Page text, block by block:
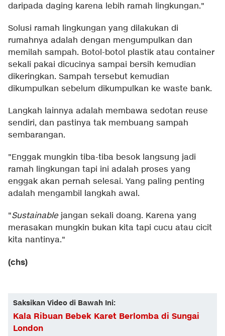
daripada daging karena lebih ramah lingkungan."
Solusi ramah lingkungan yang dilakukan di
rumahnya adalah dengan mengumpulkan dan
memilah sampah. Botol-botol plastik atau container
sekali pakai dicucinya sampai bersih kemudian
dikeringkan. Sampah tersebut kemudian
dikumpulkan sebelum dikumpulkan ke waste bank.
Langkah lainnya adalah membawa sedotan reuse
sendiri, dan pastinya tak membuang sampah
sembarangan.
"Enggak mungkin tiba-tiba besok langsung jadi
ramah lingkungan tapi ini adalah proses yang
enggak akan pernah selesai. Yang paling penting
adalah mengambil langkah awal.
"Sustainable jangan sekali doang. Karena yang
merasakan mungkin bukan kita tapi cucu atau cicit
kita nantinya."
(chs)
Saksikan Video di Bawah Ini:
Kala Ribuan Bebek Karet Berlomba di Sungai
London